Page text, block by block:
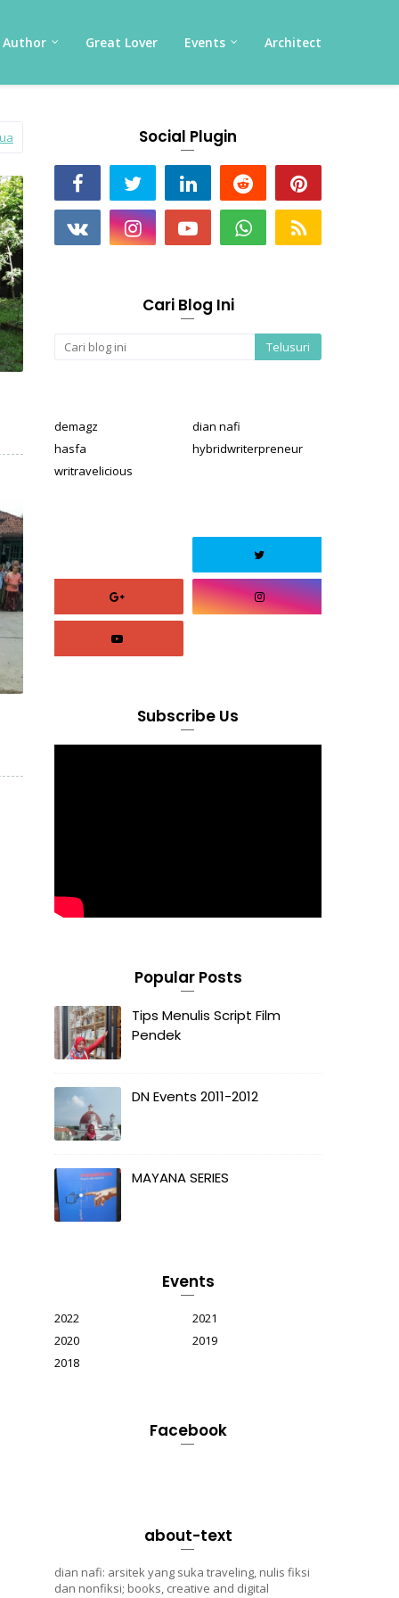
Author Great Lover Events Architect
Social Plugin
Cari Blog Ini
demagz
dian nafi
hasfa
hybridwriterpreneur
writravelicious
Subscribe Us
Popular Posts
Tips Menulis Script Film
Pendek
DN Events 2011-2012
MAYANA SERIES
Events
2022
2021
2020
2019
2018
Facebook
about-text
dian nafi: arsitek yang suka traveling, nulis fiksi
dan nonfiksi; books, creative and digital